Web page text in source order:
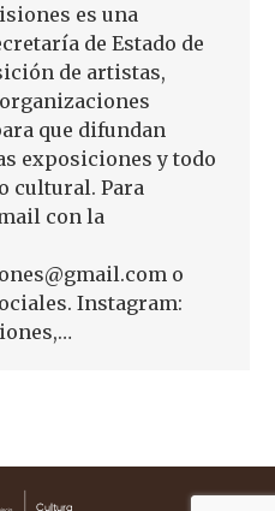
es una
de Estado de
de artistas,
que difundan
exposiciones y todo
cultural. Para
con la
o
Instagram: